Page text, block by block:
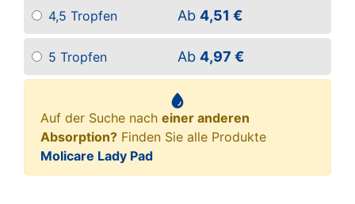
4,5 Tropfen Ab 4,51 €
5 Tropfen Ab 4,97 €
Auf der Suche nach einer anderen
Absorption? Finden Sie alle Produkte
Molicare Lady Pad